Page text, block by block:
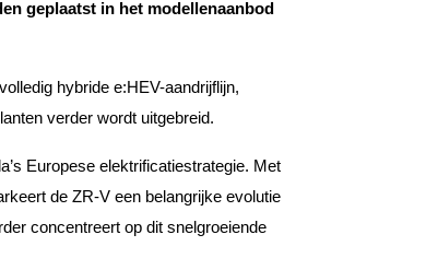
geplaatst in het modellenaanbod
hybride e:HEV-aandrijflijn,
verder wordt uitgebreid.
Europese elektrificatiestrategie. Met
de ZR-V een belangrijke evolutie
concentreert op dit snelgroeiende